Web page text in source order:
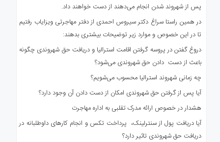
پس از شهروند شدن انجام می‌دهند از دست خواهند داد.
در همین راستا سراغ دکتر سیروس احمدی از دفتر مهاجرتی ویزایاب رفتیم
تا در این خصوص و موارد زیر توضیحات بیشتری بدهند:
دروغ گفتن در پروسه گرفتن اقامت استرالیا و دریافت حق شهروندی چگونه
باعث از دست دادن حق شهروندی می‌شود؟
چه زمانی شهروند استرالیا محسوب می‌شویم؟
آیا پس از گرفتن حق شهروندی امکان از دست دادن آن وجود دارد؟
هشدار در خصوص ارائه مدرک تقلبی به اداره مهاجرت
آیا دریافت پول از سنترلینک، پرداخت تکس و انجام کارهای داوطلبانه در
دریافت حق شهروندی تاثیر دارد؟